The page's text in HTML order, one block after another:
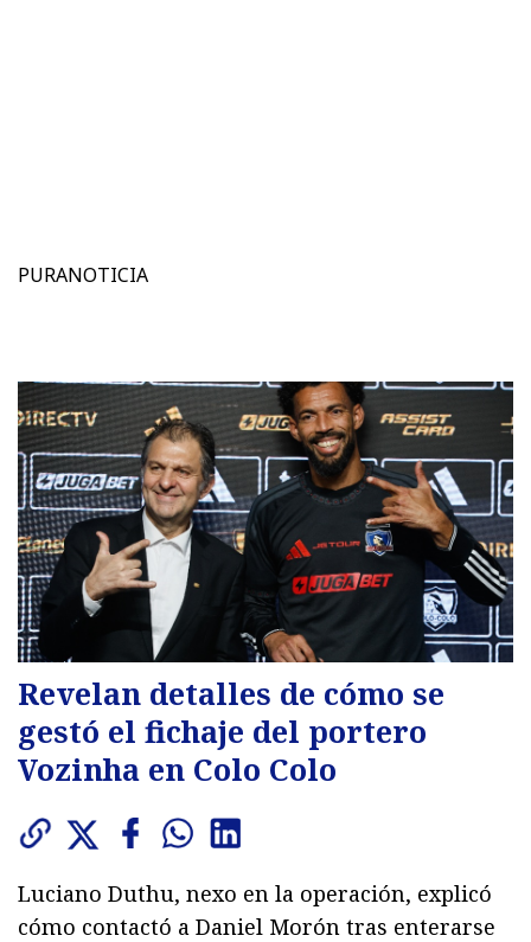
PURANOTICIA
Revelan detalles de cómo se
gestó el fichaje del portero
Vozinha en Colo Colo
Luciano Duthu, nexo en la operación, explicó
cómo contactó a Daniel Morón tras enterarse